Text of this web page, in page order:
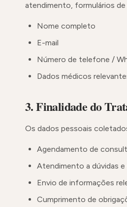
atendimento, formulários
Nome completo
E-mail
Número de telefone /
Dados médicos
3. Finalidade do
Os dados pessoais
Agendamento de
Atendimento a dúvidas
Envio de informações
Cumprimento de